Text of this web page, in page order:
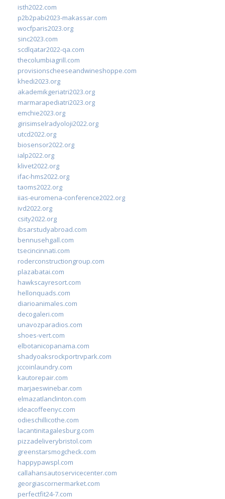
isth2022.com
p2b2pabi2023-makassar.com
wocfparis2023.org
sinc2023.com
scdlqatar2022-qa.com
thecolumbiagrill.com
provisionscheeseandwineshoppe.com
khedi2023.org
akademikgeriatri2023.org
marmarapediatri2023.org
emchie2023.org
girisimselradyoloji2022.org
utcd2022.org
biosensor2022.org
ialp2022.org
klivet2022.org
ifac-hms2022.org
taoms2022.org
iias-euromena-conference2022.org
ivd2022.org
csity2022.org
ibsarstudyabroad.com
bennusehgall.com
tsecincinnati.com
roderconstructiongroup.com
plazabatai.com
hawkscayresort.com
hellonquads.com
diarioanimales.com
decogaleri.com
unavozparadios.com
shoes-vert.com
elbotanicopanama.com
shadyoaksrockportrvpark.com
jccoinlaundry.com
kautorepair.com
marjaeswinebar.com
elmazatlanclinton.com
ideacoffeenyc.com
odieschillicothe.com
lacantinitagalesburg.com
pizzadeliverybristol.com
greenstarsmogcheck.com
happypawspl.com
callahansautoservicecenter.com
georgiascornermarket.com
perfectfit24-7.com